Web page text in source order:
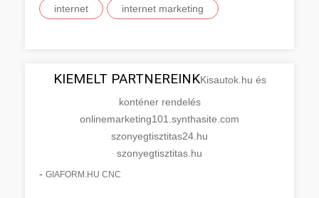
internet internet marketing
KIEMELT PARTNEREINKKisautok.hu és
konténer rendelés
onlinemarketing101.synthasite.com
szonyegtisztitas24.hu
szonyegtisztitas.hu
- GIAFORM.HU CNC